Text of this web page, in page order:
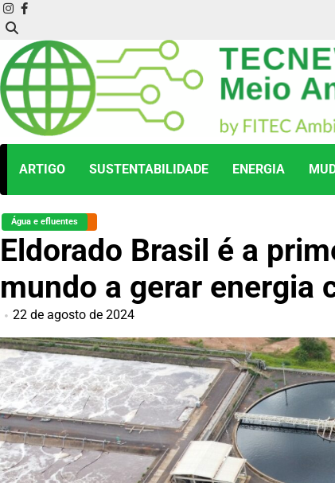
Skip
to
content
instagram
facebook
ARTIGO SUSTENTABILIDADE ENERGIA
Água e efluentes
Eldorado Brasil é a
mundo a gerar energia
22 de agosto de 2024